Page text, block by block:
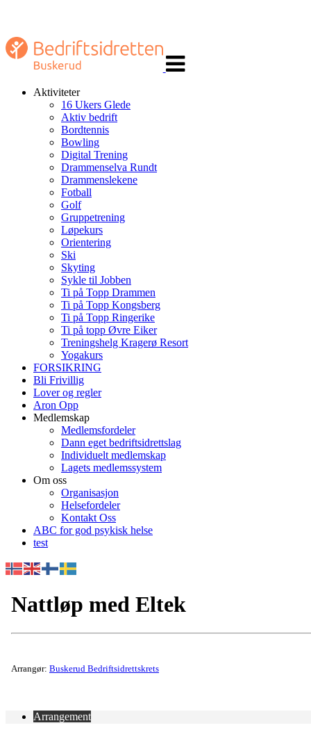
navigasjon
Aktiviteter
16 Ukers Glede
Aktiv bedrift
Bordtennis
Bowling
Digital Trening
Drammenselva Rundt
Drammenslekene
Fotball
Golf
Gruppetrening
Løpekurs
Orientering
Ski
Skyting
Sykle til Jobben
Ti på Topp Drammen
Ti på Topp Kongsberg
Ti på Topp Ringerike
Ti på topp Øvre Eiker
Treningshelg Kragerø Resort
Yogakurs
FORSIKRING
Bli Frivillig
Lover og regler
Aron Opp
Medlemskap
Medlemsfordeler
Dann eget bedriftsidrettslag
Individuelt medlemskap
Lagets medlemssystem
Om oss
Organisasjon
Helsefordeler
Kontakt Oss
ABC for god psykisk helse
test
Nattløp med Eltek
Arrangør: Buskerud Bedriftsidrettskrets
Arrangement